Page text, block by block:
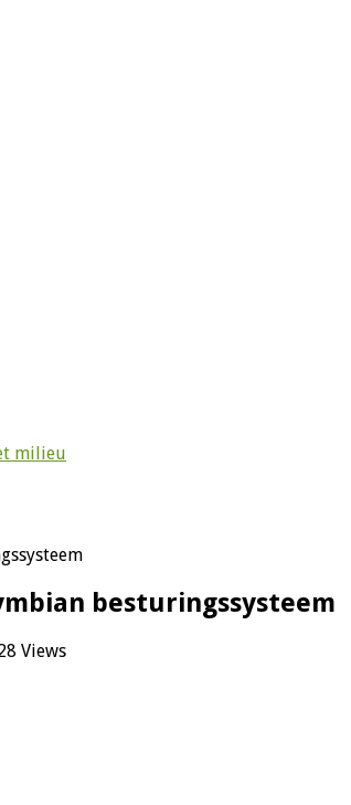
milieu
besturingssysteem
Views